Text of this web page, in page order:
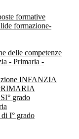
formative
formazione-
delle competenze
- Primaria -
INFANZIA
grado
I° grado